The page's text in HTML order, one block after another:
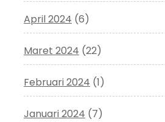
April 2024 (6)
Maret 2024 (22)
Februari 2024 (1)
Januari 2024 (7)